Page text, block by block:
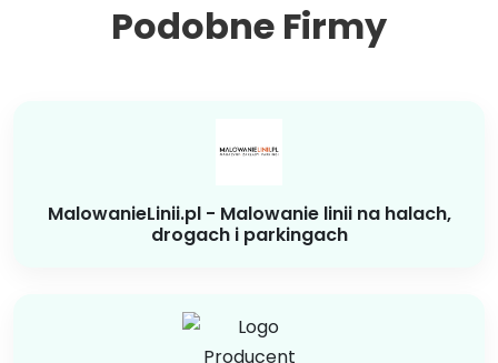
Podobne Firmy
MalowanieLinii.pl - Malowanie linii na halach,
drogach i parkingach